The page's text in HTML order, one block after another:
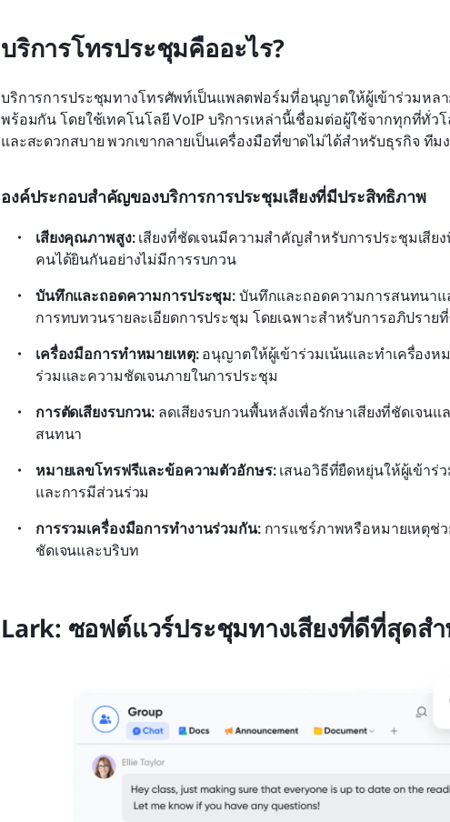
บริการโทรประชุมคืออะไร?
บริการการประชุมทางโทรศัพท์เป็นแพลตฟอร์มที่อนุญาตให้ผู้เข้าร่วมหลา
พร้อมกัน โดยใช้เทคโนโลยี VoIP บริการเหล่านี้เชื่อมต่อผู้ใช้จากทุกที่ทั่ว
และสะดวกสบาย พวกเขากลายเป็นเครื่องมือที่ขาดไม่ได้สำหรับธุรกิจ ที
องค์ประกอบสำคัญของบริการการประชุมเสียงที่มีประสิทธิภาพ
เสียงคุณภาพสูง: เสียงที่ชัดเจนมีความสำคัญสำหรับการประชุมเสีย
คนได้ยินกันอย่างไม่มีการรบกวน
บันทึกและถอดความการประชุม: บันทึกและถอดความการสนทนา
การทบทวนรายละเอียดการประชุม โดยเฉพาะสำหรับการอภิปร
เครื่องมือการทำหมายเหตุ: อนุญาตให้ผู้เข้าร่วมเน้นและทำเครื่อง
ร่วมและความชัดเจนภายในการประชุม
การตัดเสียงรบกวน: ลดเสียงรบกวนพื้นหลังเพื่อรักษาเสียงที่ชัดเจ
สนทนา
หมายเลขโทรฟรีและข้อความตัวอักษร: เสนอวิธีที่ยืดหยุ่นให้ผู้เข้าร่
และการมีส่วนร่วม
การรวมเครื่องมือการทำงานร่วมกัน: การแชร์ภาพหรือหมายเหตุช่ว
ชัดเจนและบริบท
Lark: ซอฟต์แวร์ประชุมทางเสียงที่ดีที่สุดส